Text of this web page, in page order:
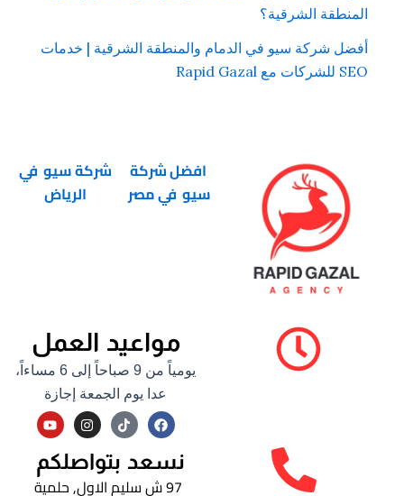
المنطقة الشرقية؟
أفضل شركة سيو في الدمام والمنطقة الشرقية | خدمات
SEO للشركات مع Rapid Gazal
افضل شركة
سيو في مصر
شركة سيو في
الرياض
مواعيد العمل
يومياً من 9 صباحاً إلى 6 مساءاً،
عدا يوم الجمعة إجازة
F
a
c
e
b
o
I
n
s
t
a
g
Y
o
u
t
u
b
نسعد بتواصلكم
97 ش سليم الاول, حلمية